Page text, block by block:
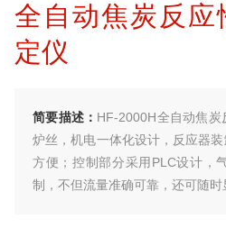
全自动焦炭反应
定仪
简要描述： HF-2000H全自动焦
炉丝，机电一体化设计，反应器
方便；控制部分采用PLC设计，
制，不但流量准确可靠，还可随时